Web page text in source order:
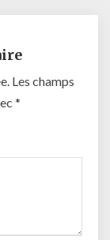
Les champs
*